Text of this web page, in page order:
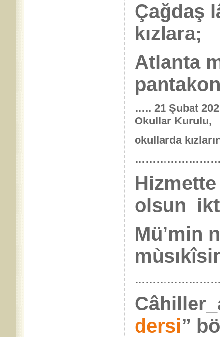
Çağdaş
kızlara;
Atlanta
….. 21 Şubat
Okullar Kurulu,
okullarda
Hizmette
Mü’min
dersi”